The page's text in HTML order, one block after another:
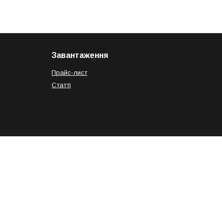
Завантаження
Прайс-лист
Статті